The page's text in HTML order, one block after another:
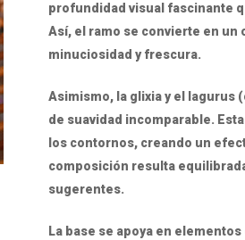
profundidad visual fascinante
Así, el ramo se convierte en
minuciosidad y frescura.
Asimismo, la glixia y el lagurus
de suavidad incomparable.
los contornos, creando un
composición resulta
sugerentes.
La base se apoya en